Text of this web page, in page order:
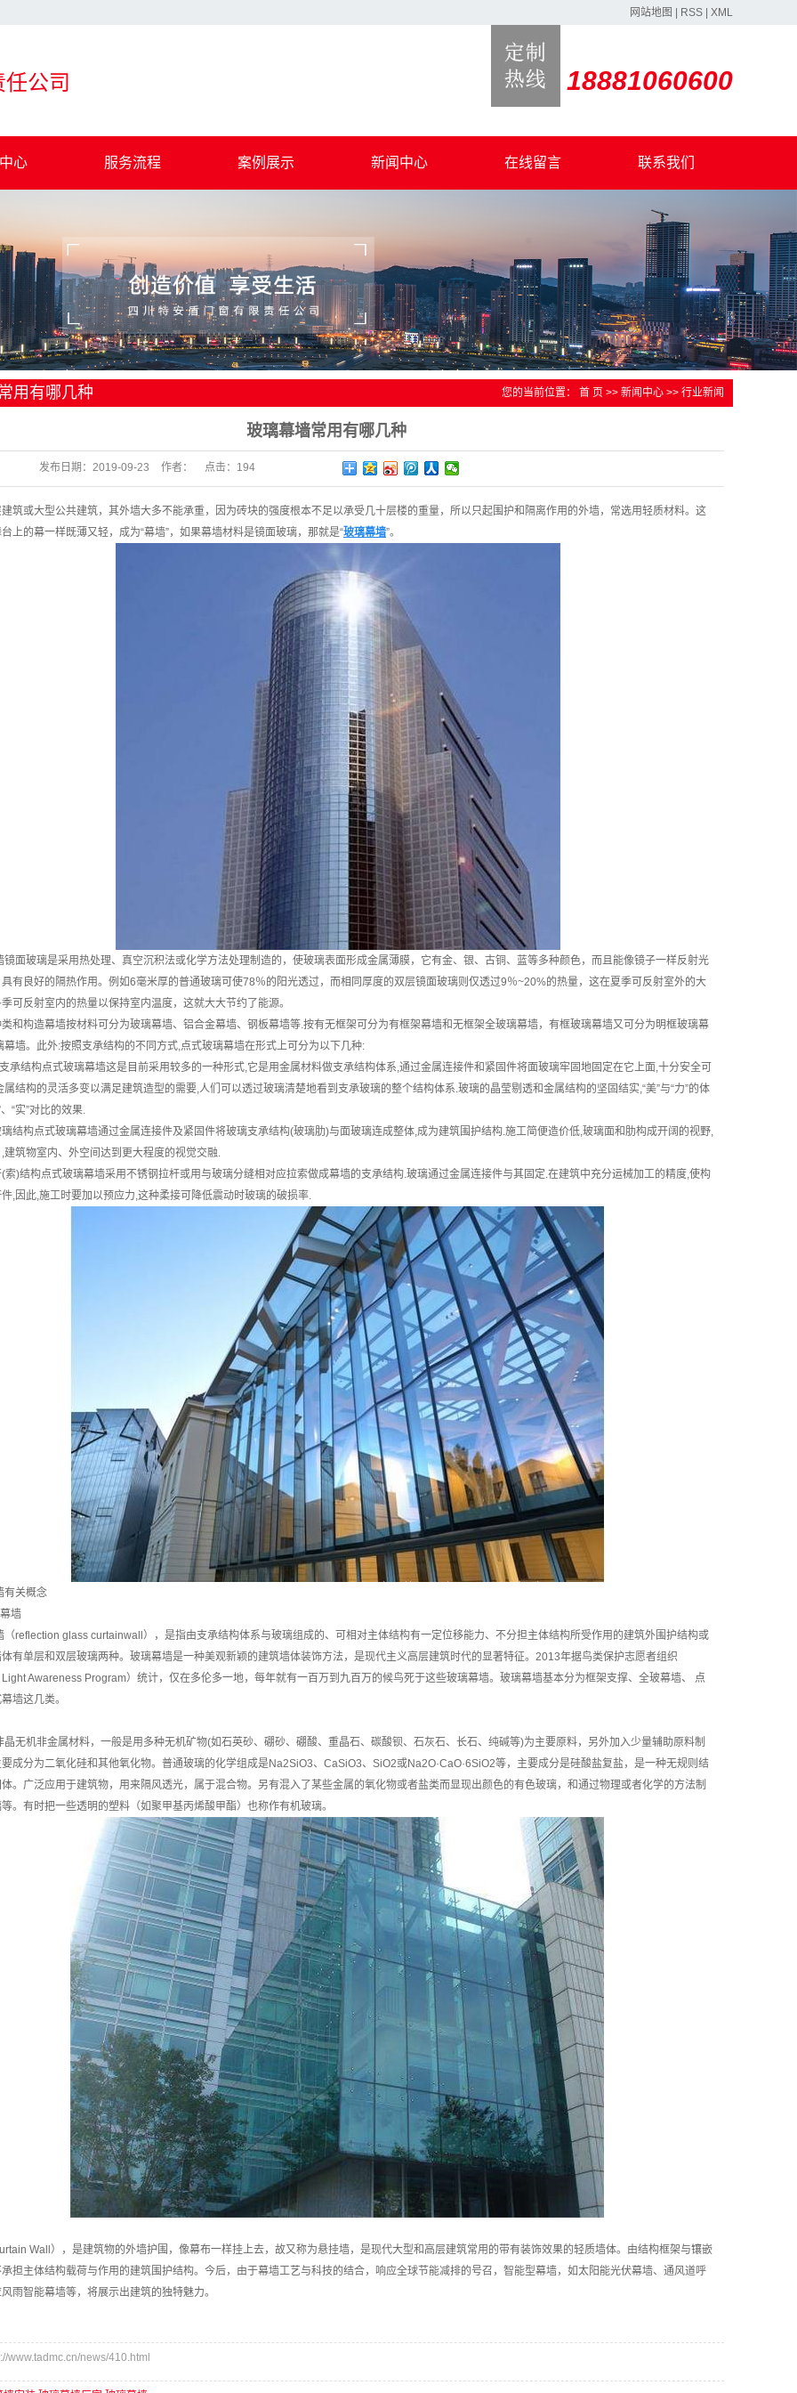
网站地图 RSS XML
公司 18881060600
心
能门窗
防火窗
墙
服务流程 案例展示 新闻中心
注意事项
时事热点
在线留言 联系我们
用有哪几种 您的当前位置： 首 页 >> 新闻中心 >> 行业新闻
玻璃幕墙常用有哪几种
发布日期： 2019-09-23 作者： 点击： 194
筑或大型公共建筑，其外墙大多不能承重，因为砖块的强度根本不足以承受几十层楼的重量，所以只起围护和隔离作用的外墙，常选用轻质材料。这
上的幕一样既薄又轻，成为“幕墙”，如果幕墙材料是镜面玻璃，那就是“玻璃幕墙”。
面玻璃是采用热处理、真空沉积法或化学方法处理制造的，使玻璃表面形成金属薄膜，它有金、银、古铜、蓝等多种颜色，而且能像镜子一样反射光
有良好的隔热作用。例如6毫米厚的普通玻璃可使78％的阳光透过，而相同厚度的双层镜面玻璃则仅透过9％~20%的热量，这在夏季可反射室外的大
可反射室内的热量以保持室内温度，这就大大节约了能源。
和构造幕墙按材料可分为玻璃幕墙、铝合金幕墙、钢板幕墙等.按有无框架可分为有框架幕墙和无框架全玻璃幕墙，有框玻璃幕墙又可分为明框玻璃幕
幕墙。此外:按照支承结构的不同方式,点式玻璃幕墙在形式上可分为以下几种:
承结构点式玻璃幕墙这是目前采用较多的一种形式,它是用金属材料做支承结构体系,通过金属连接件和紧固件将面玻璃牢固地固定在它上面,十分安全可
属结构的灵活多变以满足建筑造型的需要,人们可以透过玻璃清楚地看到支承玻璃的整个结构体系.玻璃的晶莹剔透和金属结构的坚固结实,“美”与“力”的体
“实”对比的效果.
结构点式玻璃幕墙通过金属连接件及紧固件将玻璃支承结构(玻璃肋)与面玻璃连成整体,成为建筑围护结构.施工简便造价低,玻璃面和肋构成开阔的视野,
建筑物室内、外空间达到更大程度的视觉交融.
)结构点式玻璃幕墙采用不锈钢拉杆或用与玻璃分缝相对应拉索做成幕墙的支承结构.玻璃通过金属连接件与其固定.在建筑中充分运械加工的精度,使构
,因此,施工时要加以预应力,这种柔接可降低震动时玻璃的破损率.
有关概念
墙
reflection glass curtainwall），是指由支承结构体系与玻璃组成的、可相对主体结构有一定位移能力、不分担主体结构所受作用的建筑外围护结构或
有单层和双层玻璃两种。玻璃幕墙是一种美观新颖的建筑墙体装饰方法，是现代主义高层建筑时代的显著特征。2013年据鸟类保护志愿者组织
Awareness Program）统计，仅在多伦多一地，每年就有一百万到九百万的候鸟死于这些玻璃幕墙。玻璃幕墙基本分为框架支撑、全玻幕墙、 点
墙这几类。
无机非金属材料，一般是用多种无机矿物(如石英砂、硼砂、硼酸、重晶石、碳酸钡、石灰石、长石、纯碱等)为主要原料，另外加入少量辅助原料制
成分为二氧化硅和其他氧化物。普通玻璃的化学组成是Na2SiO3、CaSiO3、SiO2或Na2O·CaO·6SiO2等，主要成分是硅酸盐复盐，是一种无规则结
。广泛应用于建筑物，用来隔风透光，属于混合物。另有混入了某些金属的氧化物或者盐类而显现出颜色的有色玻璃，和通过物理或者化学的方法制
。有时把一些透明的塑料（如聚甲基丙烯酸甲酯）也称作有机玻璃。
Wall），是建筑物的外墙护围，像幕布一样挂上去，故又称为悬挂墙，是现代大型和高层建筑常用的带有装饰效果的轻质墙体。由结构框架与镶嵌
担主体结构载荷与作用的建筑围护结构。今后，由于幕墙工艺与科技的结合，响应全球节能减排的号召，智能型幕墙，如太阳能光伏幕墙、通风道呼
雨智能幕墙等，将展示出建筑的独特魅力。
www.tadmc.cn/news/410.html